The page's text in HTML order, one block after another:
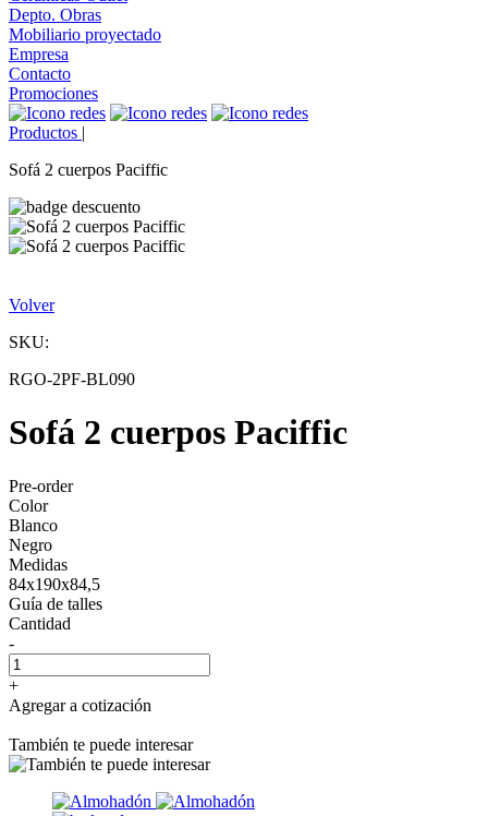
Depto. Obras
Mobiliario proyectado
Empresa
Contacto
Promociones
Productos |
Sofá 2 cuerpos Paciffic
Volver
SKU:
RGO-2PF-BL090
Sofá 2 cuerpos Paciffic
Pre-order
Color
Blanco
Negro
Medidas
84x190x84,5
Guía de talles
Cantidad
-
+
Agregar a cotización
También te puede interesar